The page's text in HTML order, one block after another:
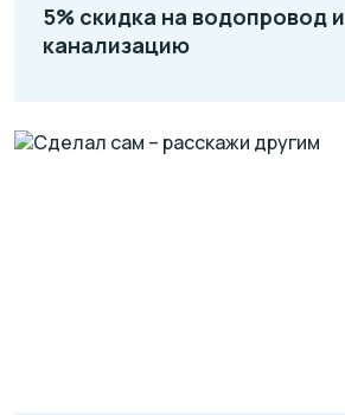
5% скидка на водопровод и
канализацию